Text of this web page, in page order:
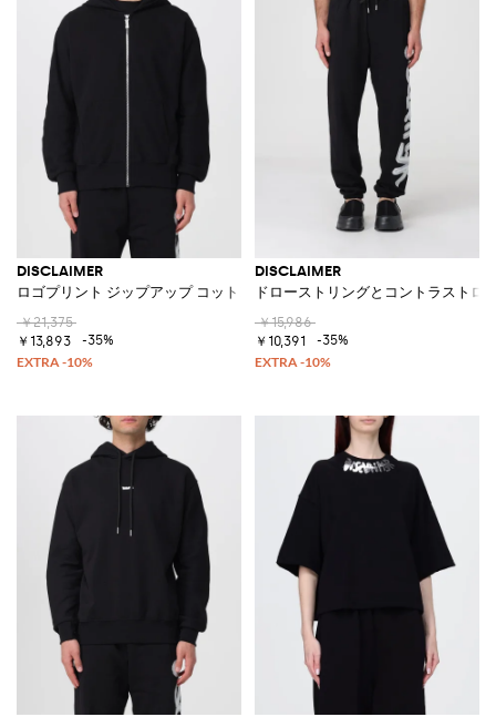
DISCLAIMER
ロゴプリント ジップアップ コットンフーディ
￥21,375
￥13,893
-35%
DISCLAIMER
ドローストリングとコントラストロ
￥15,986
￥10,391
-35%